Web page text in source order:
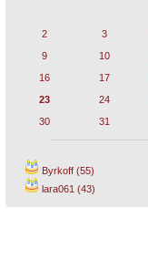
2
3
9
10
16
17
23
24
30
31
Byrkoff (55)
lara061 (43)